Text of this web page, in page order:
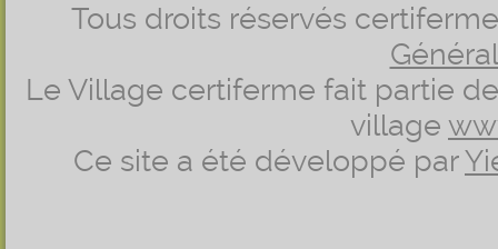
Tous droits réservés
Le Village certiferme fait partie
village
Ce site a été développé par